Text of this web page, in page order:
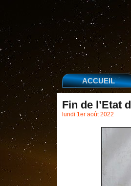
ACCUEIL
Fin de l’Etat
lundi 1er août 2022